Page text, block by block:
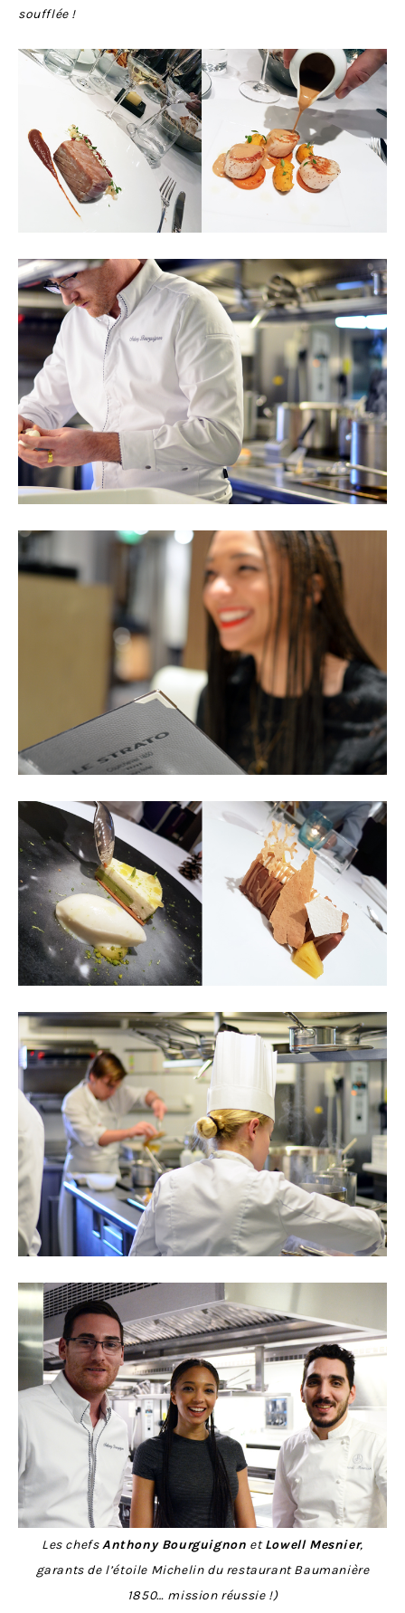
soufflée !
Les chefsAnthony Bourguignon etLowell Mesnier,
garants de l’étoile Michelin du restaurant Baumanière
1850… mission réussie !)